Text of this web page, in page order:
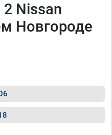
Nissan
Новгороде